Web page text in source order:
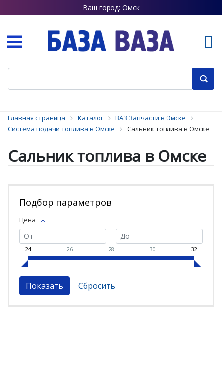
Ваш город: Омск
Главная страница Каталог
ВАЗ Запчасти в Омске
Система подачи топлива в Омске
Сальник топлива в Омске
Сальник топлива в Омске
Подбор параметров
Цена
24 26 28 30 32